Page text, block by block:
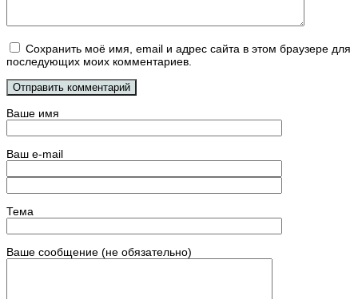
Сохранить моё имя, email и адрес сайта в этом браузере для
последующих моих комментариев.
Ваше имя
Ваш e-mail
Тема
Ваше сообщение (не обязательно)